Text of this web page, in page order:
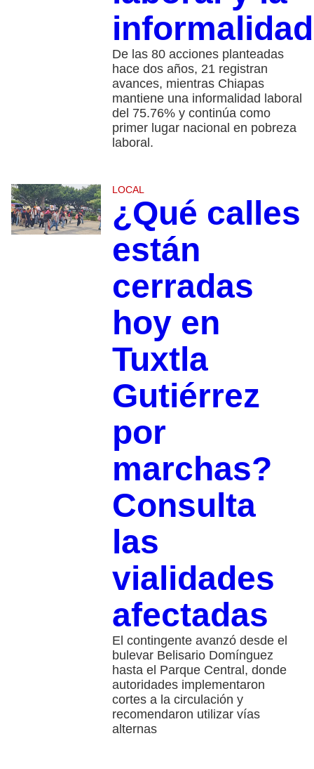
informalidad
De las 80 acciones planteadas
hace dos años, 21 registran
avances, mientras Chiapas
mantiene una informalidad laboral
del 75.76% y continúa como
primer lugar nacional en pobreza
laboral.
LOCAL
¿Qué calles
están
cerradas
hoy en
Tuxtla
Gutiérrez
por
marchas?
Consulta
las
vialidades
afectadas
El contingente avanzó desde el
bulevar Belisario Domínguez
hasta el Parque Central, donde
autoridades implementaron
cortes a la circulación y
recomendaron utilizar vías
alternas